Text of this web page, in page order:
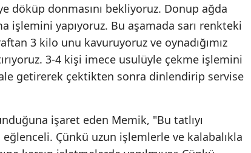
Kocaeli
Konya
Kütahya
Manisa
Kahramanmaraş
döküp donmasını bekliyoruz. Donup ağda
işlemini yapıyoruz. Bu aşamada sarı renkteki
3 kilo unu kavuruyoruz ve oynadığımız
3-4 kişi imece usulüyle çekme işlemini
getirerek çektikten sonra dinlendirip servise
işaret eden Memik, "Bu tatlıyı
Çünkü uzun işlemlerle ve kalabalıkla